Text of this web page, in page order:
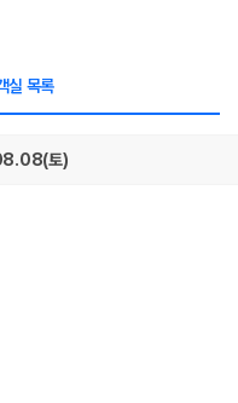
세요
습니다. 보험 포함 여부, 면
실 목록
토)